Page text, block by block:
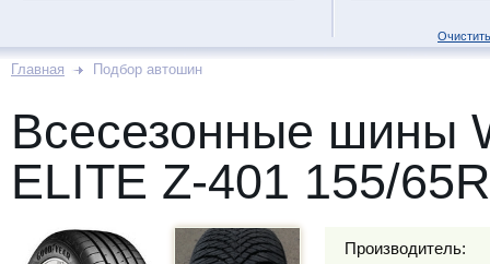
Главная Подбор автошин
Всесезонные шины
ELITE Z-401 155/
Производитель: